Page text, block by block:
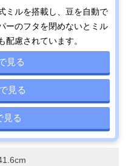
ミルを搭載し、豆を自動で
ーのフタを閉めないとミル
慮されています。
見る
見る
見る